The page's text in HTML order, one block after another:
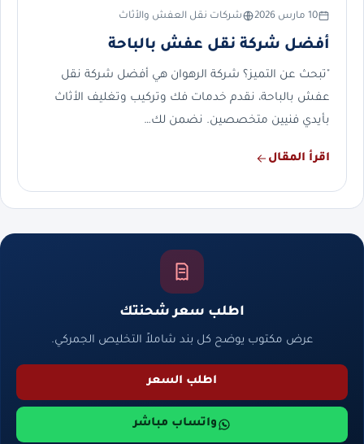
10 مارس 2026 شركات نقل العفش والأثاث
أفضل شركة نقل عفش بالباحة
"تبحث عن التميز؟ شركة الرهوان هي أفضل شركة نقل
عفش بالباحة، نقدم خدمات فك وتركيب وتغليف الأثاث
بأيدي فنيين متخصصين. نضمن لك…
اقرأ المقال
اطلب سعر شحنتك
عرض مكتوب يوضح كل بند شاملاً التخليص الجمركي.
اطلب السعر
واتساب مباشر